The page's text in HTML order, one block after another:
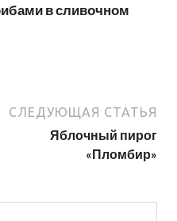
в сливочном
СЛЕДУЮЩАЯ СТАТЬЯ
Яблочный пирог
«Пломбир»